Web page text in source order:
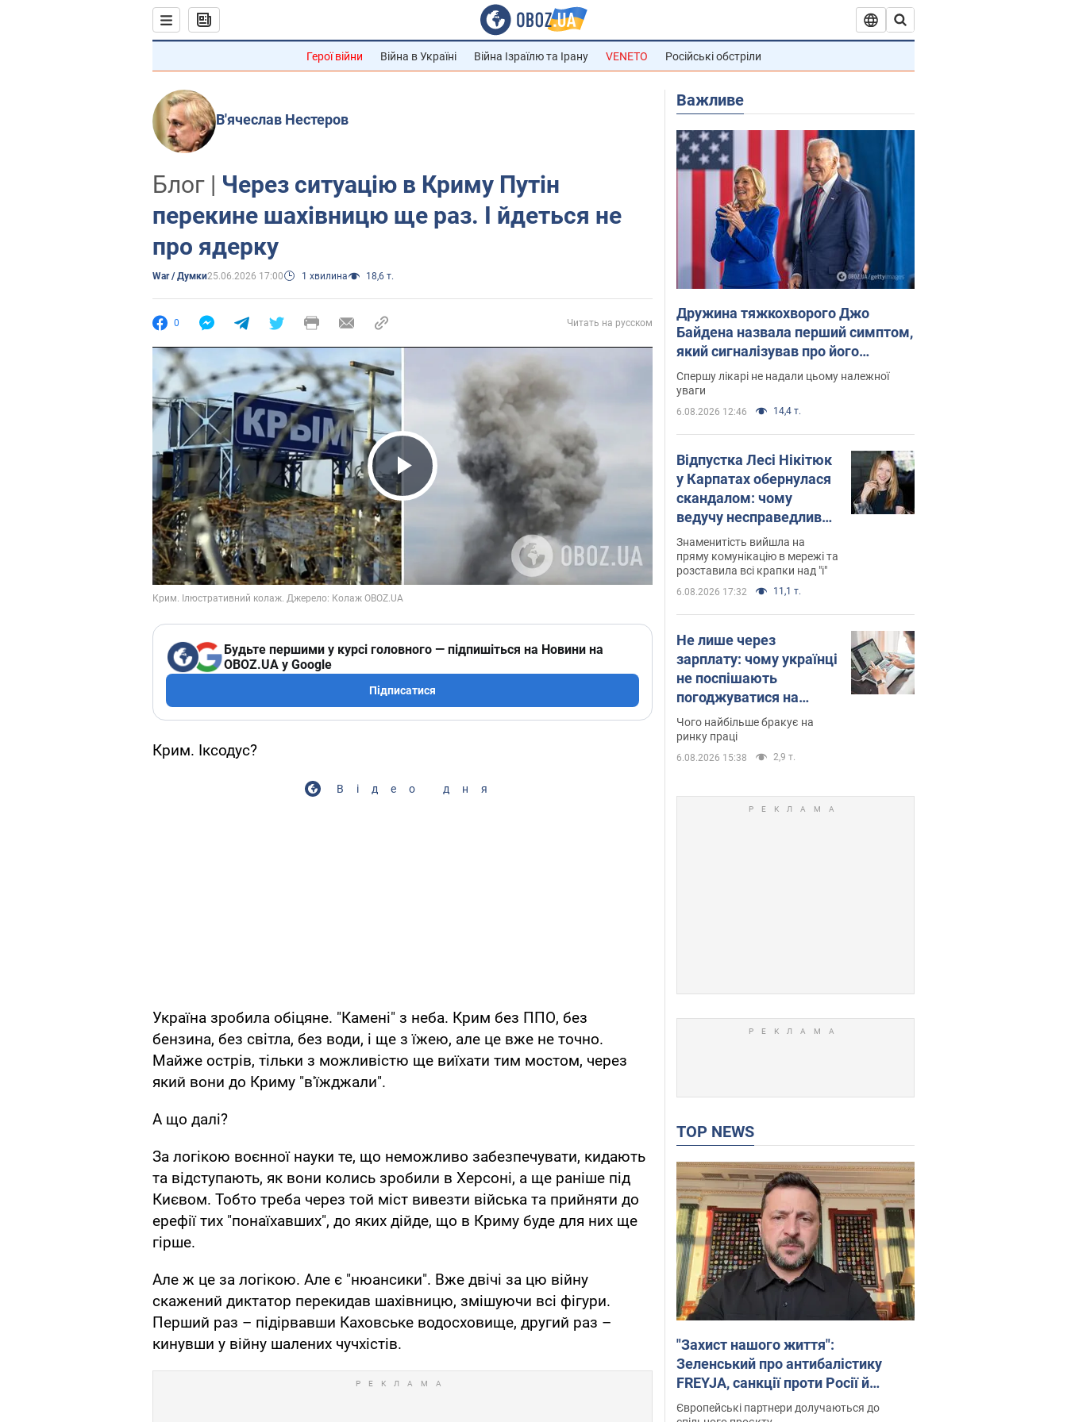
Герої війни Війна в Україні Війна Ізраїлю та Ірану VENETO Російські обстріли
В'ячеслав Нестеров
Блог | Через ситуацію в Криму Путін
перекине шахівницю ще раз. І йдеться не
про ядерку
War / Думки25.06.2026 17:00 1 хвилина 18,6 т.
0 Читать на русском
Play Video
Будьте першими у курсі головного — підпишіться на Новини на
OBOZ.UA у Google
Підписатися
Крим. Іксодус?
Відео дня
Україна зробила обіцяне. "Камені" з неба. Крим без ППО, без
бензина, без світла, без води, і ще з їжею, але це вже не точно.
Майже острів, тільки з можливістю ще виїхати тим мостом, через
який вони до Криму "в'їжджали".
А що далі?
За логікою воєнної науки те, що неможливо забезпечувати, кидають
та відступають, як вони колись зробили в Херсоні, а ще раніше під
Києвом. Тобто треба через той міст вивезти війська та прийняти до
ерефії тих "понаїхавших", до яких дійде, що в Криму буде для них ще
гірше.
Але ж це за логікою. Але є "нюансики". Вже двічі за цю війну
скажений диктатор перекидав шахівницю, змішуючи всі фігури.
Перший раз – підірвавши Каховське водосховище, другий раз –
кинувши у війну шалених чучхістів.
Важливе
Дружина тяжкохворого Джо
Байдена назвала перший симптом,
який сигналізував про його
"агресивний" рак
Спершу лікарі не надали цьому належної
уваги
6.08.2026 12:46 14,4 т.
Відпустка Лесі Нікітюк
у Карпатах обернулася
скандалом: чому
ведучу несправедливо
захейтили
Знаменитість вийшла на
пряму комунікацію в мережі та
розставила всі крапки над "і"
6.08.2026 17:32 11,1 т.
Не лише через
зарплату: чому українці
не поспішають
погоджуватися на
вакансії
Чого найбільше бракує на
ринку праці
6.08.2026 15:38 2,9 т.
TOP NEWS
"Захист нашого життя":
Зеленський про антибалістику
FREYJA, санкції проти Росії й
підтримку аграріїв. Відео
Європейські партнери долучаються до